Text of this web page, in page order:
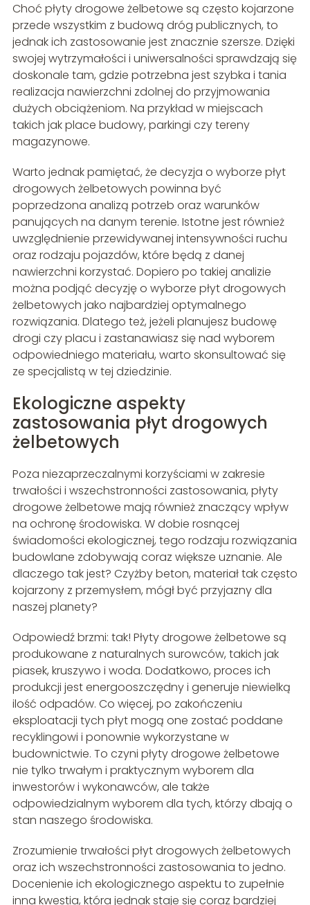
Choć płyty drogowe żelbetowe są często kojarzone
przede wszystkim z budową dróg publicznych, to
jednak ich zastosowanie jest znacznie szersze. Dzięki
swojej wytrzymałości i uniwersalności sprawdzają się
doskonale tam, gdzie potrzebna jest szybka i tania
realizacja nawierzchni zdolnej do przyjmowania
dużych obciążeniom. Na przykład w miejscach
takich jak place budowy, parkingi czy tereny
magazynowe.
Warto jednak pamiętać, że decyzja o wyborze płyt
drogowych żelbetowych powinna być
poprzedzona analizą potrzeb oraz warunków
panujących na danym terenie. Istotne jest również
uwzględnienie przewidywanej intensywności ruchu
oraz rodzaju pojazdów, które będą z danej
nawierzchni korzystać. Dopiero po takiej analizie
można podjąć decyzję o wyborze płyt drogowych
żelbetowych jako najbardziej optymalnego
rozwiązania. Dlatego też, jeżeli planujesz budowę
drogi czy placu i zastanawiasz się nad wyborem
odpowiedniego materiału, warto skonsultować się
ze specjalistą w tej dziedzinie.
Ekologiczne aspekty
zastosowania płyt drogowych
żelbetowych
Poza niezaprzeczalnymi korzyściami w zakresie
trwałości i wszechstronności zastosowania, płyty
drogowe żelbetowe mają również znaczący wpływ
na ochronę środowiska. W dobie rosnącej
świadomości ekologicznej, tego rodzaju rozwiązania
budowlane zdobywają coraz większe uznanie. Ale
dlaczego tak jest? Czyżby beton, materiał tak często
kojarzony z przemysłem, mógł być przyjazny dla
naszej planety?
Odpowiedź brzmi: tak! Płyty drogowe żelbetowe są
produkowane z naturalnych surowców, takich jak
piasek, kruszywo i woda. Dodatkowo, proces ich
produkcji jest energooszczędny i generuje niewielką
ilość odpadów. Co więcej, po zakończeniu
eksploatacji tych płyt mogą one zostać poddane
recyklingowi i ponownie wykorzystane w
budownictwie. To czyni płyty drogowe żelbetowe
nie tylko trwałym i praktycznym wyborem dla
inwestorów i wykonawców, ale także
odpowiedzialnym wyborem dla tych, którzy dbają o
stan naszego środowiska.
Zrozumienie trwałości płyt drogowych żelbetowych
oraz ich wszechstronności zastosowania to jedno.
Docenienie ich ekologicznego aspektu to zupełnie
inna kwestia, która jednak staje się coraz bardziej